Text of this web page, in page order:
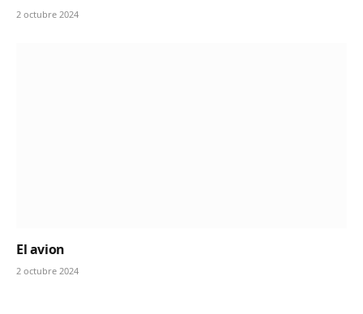
2 octubre 2024
El avion
2 octubre 2024